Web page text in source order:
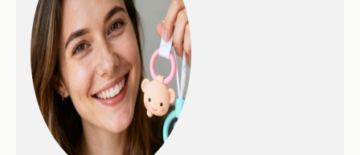
adaptée pour que les
bébés rampent et se
déplacent. Sûr %
confortable : fabriqué à
partir de matériaux
respectueux de
l'environnement et non
toxiques, le tapis pour
bébé assure durabilité et